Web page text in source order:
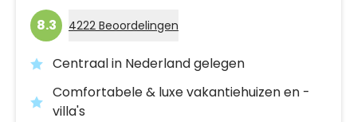
8.3 4222 Beoordelingen
Centraal in Nederland gelegen
Comfortabele & luxe vakantiehuizen en -
villa's